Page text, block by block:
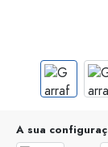
A sua